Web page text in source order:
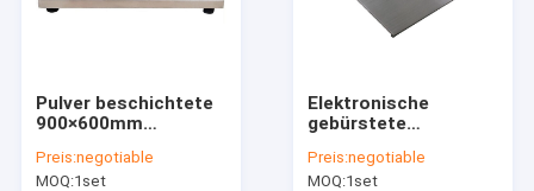
Pulver beschichtete
900×600mm
Boden-300kg
Preis:negotiable
MOQ:1set
Elektronische
gebürstete
Skala
Preis:negotiable
MOQ:1set